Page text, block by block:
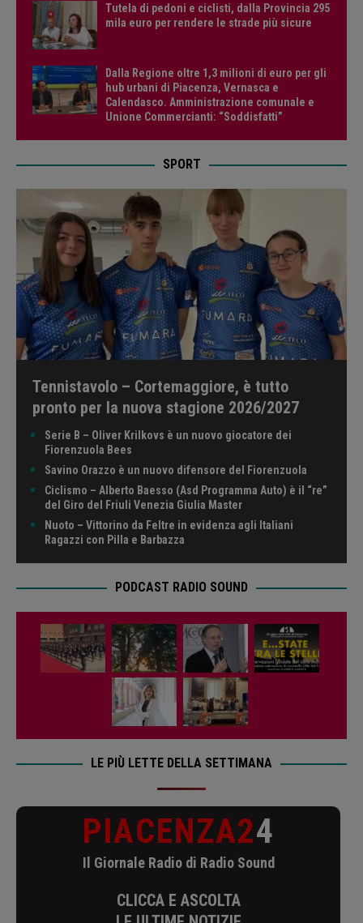
Tutela di pedoni e ciclisti, dalla Provincia 295
mila euro per rendere le strade più sicure
Dalla Regione oltre 1,3 milioni di euro per gli
hub urbani di Piacenza, Vernasca e
Calendasco. Amministrazione comunale e
Unione Commercianti: “Soddisfatti”
SPORT
Tennistavolo – Cortemaggiore, è tutto
pronto per la nuova stagione 2026/2027
Serie B – Oliver Krilkovs è un nuovo giocatore dei
Fiorenzuola Bees
Savino Orazzo è un nuovo difensore del Fiorenzuola
Ciclismo – Alberto Baesso (Asd Programma Auto) è il “re”
del Giro del Friuli Venezia Giulia Master
Nuoto – Vittorino da Feltre in evidenza agli Italiani
Ragazzi con Pilla e Barbazza
PODCAST RADIO SOUND
LE PIÙ LETTE DELLA SETTIMANA
PIACENZA24
Il Giornale Radio di Radio Sound
CLICCA E ASCOLTA